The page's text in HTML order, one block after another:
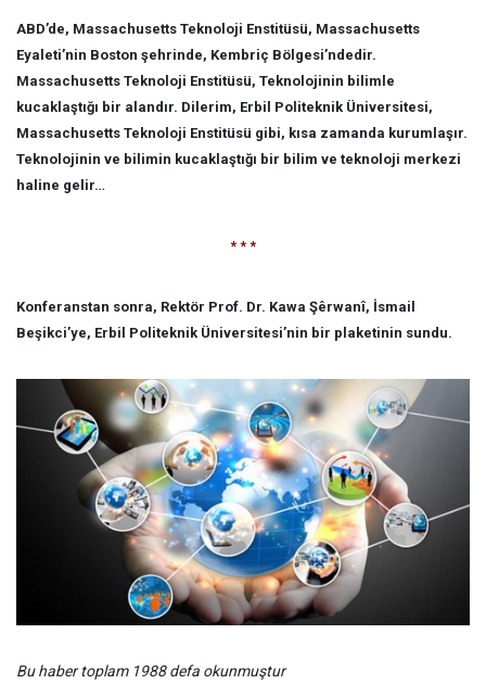
ABD’de, Massachusetts Teknoloji Enstitüsü, Massachusetts
Eyaleti’nin Boston şehrinde, Kembriç Bölgesi’ndedir.
Massachusetts Teknoloji Enstitüsü, Teknolojinin bilimle
kucaklaştığı bir alandır. Dilerim, Erbil Politeknik Üniversitesi,
Massachusetts Teknoloji Enstitüsü gibi, kısa zamanda kurumlaşır.
Teknolojinin ve bilimin kucaklaştığı bir bilim ve teknoloji merkezi
haline gelir…
* * *
Konferanstan sonra, Rektör Prof. Dr. Kawa Şêrwanî, İsmail
Beşikci’ye, Erbil Politeknik Üniversitesi’nin bir plaketinin sundu.
Bu haber toplam 1988 defa okunmuştur